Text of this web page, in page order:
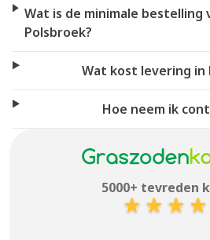
Wat is de minimale bestelling
Polsbroek?
Wat kost levering in
Hoe neem ik
5000+ tevreden